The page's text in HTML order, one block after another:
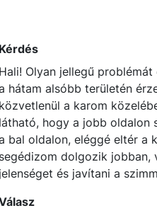
Kérdés
Hali! Olyan jellegű
hátam alsóbb területén
közvetlenül a karom
látható, hogy a jobb oldalon
bal oldalon, eléggé eltér a
segédizom dolgozik jobban,
jelenséget és javítani a